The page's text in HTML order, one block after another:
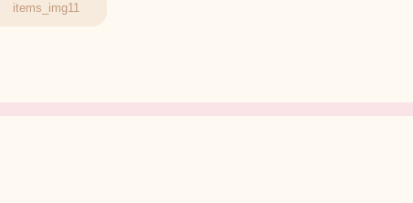
items_img11